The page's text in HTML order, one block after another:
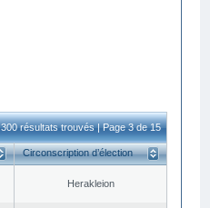
300 résultats trouvés | Page 3 de 15
Circonscription d’élection
Herakleion